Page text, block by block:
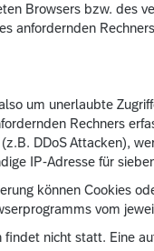
Browsers bzw. des
anfordernden
um unerlaubte
Rechners
DDoS Attacken),
IP-Adresse für
können Cookies
vom
findet nicht statt. Eine